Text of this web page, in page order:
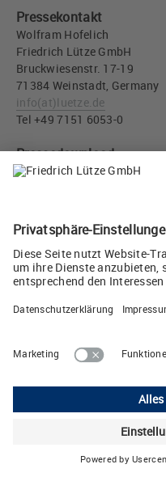
Pressekontakt
Wolfram Hofelich
Friedrich Lütze GmbH
Bruckwiesenstr. 17-19
71384 Weinstadt, Germany
info(at)luetze.de
Tel +49 7151 6053-0
Pressedownload
Redundant Management
Twittern
Telefon: +49 7151